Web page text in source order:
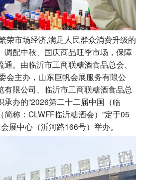
荣市场经济,满足人民群众消费升级的
调配中秋、国庆商品旺季市场，保障
。由临沂市工商联糖酒食品总会、
会主办，山东巨帆会展服务有限公
有限公司、临沂市工商联糖酒食品总
办的“2026第二十二届中国（临
称：CLWFF临沂糖酒会）”定于05
展中心（沂河路166号）举办。